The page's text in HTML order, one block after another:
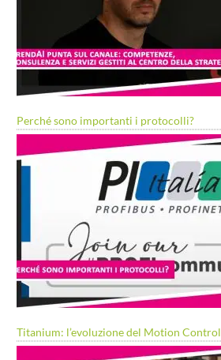
Perché sono importanti i protocolli?
Titanium: l’evoluzione del Motion Control